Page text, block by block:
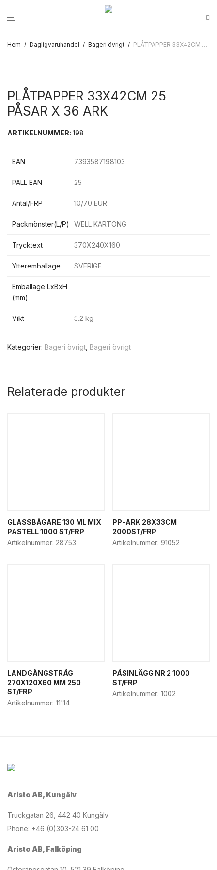
Hem / Dagligvaruhandel / Bageri övrigt / PLÅTPAPPER 33X42CM 25 PÅSAR X 36 ARK
PLÅTPAPPER 33X42CM 25
PÅSAR X 36 ARK
ARTIKELNUMMER: 198
EAN 7393587198103
PALL EAN 25
Antal/FRP 10/70 EUR
Packmönster(L/P) WELL KARTONG
Trycktext 370X240X160
Ytteremballage SVERIGE
Emballage LxBxH
(mm)
Vikt 5.2 kg
Kategorier: Bageri övrigt Bageri övrigt
Relaterade produkter
GLASSBÄGARE 130 ML MIX
PASTELL 1000 ST/FRP
Artikelnummer: 28753
PP-ARK 28X33CM
2000ST/FRP
Artikelnummer: 91052
LANDGÅNGSTRÅG
270X120X60 MM 250
ST/FRP
Artikelnummer: 11114
PÅSINLÄGG NR 2 1000
ST/FRP
Artikelnummer: 1002
Aristo AB, Kungälv
Truckgatan 26, 442 40 Kungälv
Phone: +46 (0)303-24 61 00
Aristo AB, Falköping